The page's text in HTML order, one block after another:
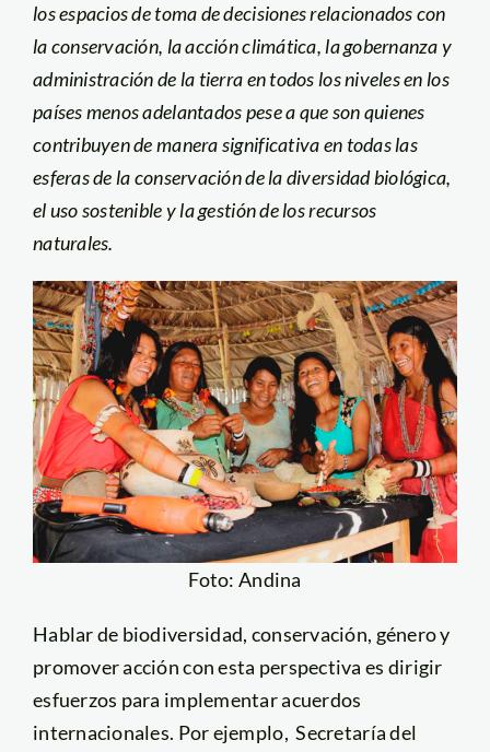
los espacios de toma de decisiones relacionados con
la conservación, la acción climática, la gobernanza y
administración de la tierra en todos los niveles en los
países menos adelantados pese a que son quienes
contribuyen de manera significativa en todas las
esferas de la conservación de la diversidad biológica,
el uso sostenible y la gestión de los recursos
naturales.
Foto: Andina
Hablar de biodiversidad, conservación, género y
promover acción con esta perspectiva es dirigir
esfuerzos para implementar acuerdos
internacionales. Por ejemplo, Secretaría del